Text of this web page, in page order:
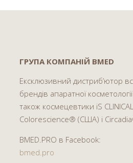
ГРУПА КОМПАНІЙ BMED
Ексклюзивний дистриб’ютор
брендів апаратної
також космецевтики iS
Colorescience® (США) і
BMED.PRO в Facebook:
bmed.pro